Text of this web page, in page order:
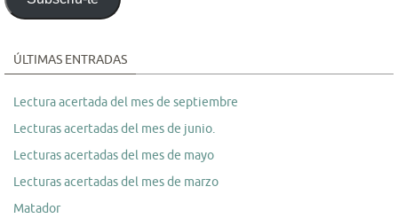
ÚLTIMAS ENTRADAS
Lectura acertada del mes de septiembre
Lecturas acertadas del mes de junio.
Lecturas acertadas del mes de mayo
Lecturas acertadas del mes de marzo
Matador